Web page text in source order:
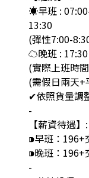
☀️早班 :
13:30
(彈性7:00-
☁️晚班 : 17:30
(實際上班時
(需假日兩天+
✔依照貨量調
-
【薪資待遇】:
⁍早班：196+
⁍晚班：196+
-